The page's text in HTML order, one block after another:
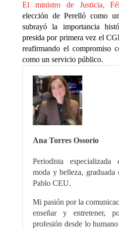
El ministro de Justicia,
elección de Perelló como
subrayó la importancia
presida por primera vez el
reafirmando el compromiso
como un servicio público.
Ana Torres Ossorio
Periodista
moda y belleza,
Pablo CEU.
Mi pasión por la
enseñar y entretener,
profesión desde lo